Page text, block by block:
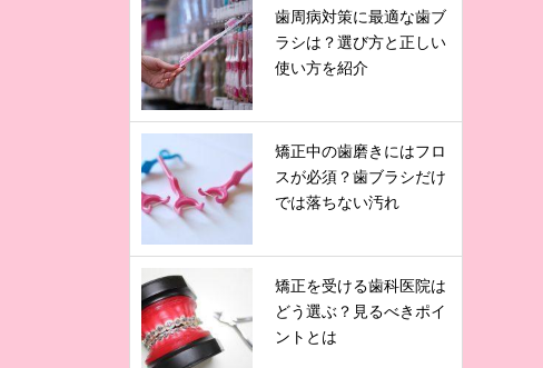
歯周病対策に最適な歯ブ
ラシは？選び方と正しい
使い方を紹介
矯正中の歯磨きにはフロ
スが必須？歯ブラシだけ
では落ちない汚れ
矯正を受ける歯科医院は
どう選ぶ？見るべきポイ
ントとは